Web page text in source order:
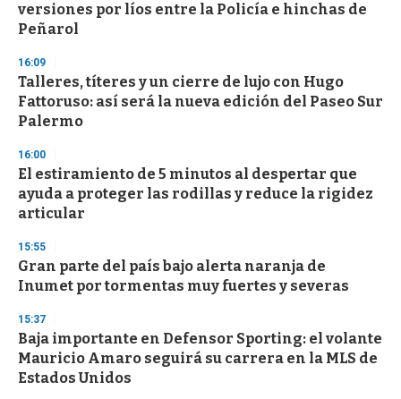
versiones por líos entre la Policía e hinchas de
Peñarol
16:09
Talleres, títeres y un cierre de lujo con Hugo
Fattoruso: así será la nueva edición del Paseo Sur
Palermo
16:00
El estiramiento de 5 minutos al despertar que
ayuda a proteger las rodillas y reduce la rigidez
articular
15:55
Gran parte del país bajo alerta naranja de
Inumet por tormentas muy fuertes y severas
15:37
Baja importante en Defensor Sporting: el volante
Mauricio Amaro seguirá su carrera en la MLS de
Estados Unidos